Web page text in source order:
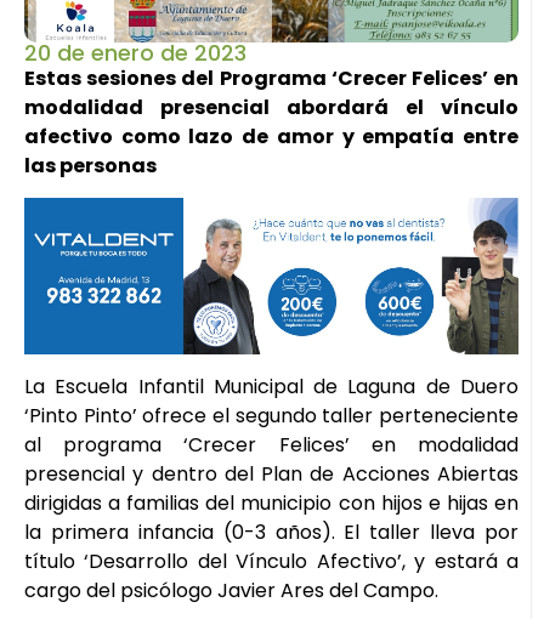
20 de enero de 2023
Estas sesiones del Programa ‘Crecer Felices’ en
modalidad presencial abordará el vínculo
afectivo como lazo de amor y empatía entre
las personas
La Escuela Infantil Municipal de Laguna de Duero
‘Pinto Pinto’ ofrece el segundo taller perteneciente
al programa ‘Crecer Felices’ en modalidad
presencial y dentro del Plan de Acciones Abiertas
dirigidas a familias del municipio con hijos e hijas en
la primera infancia (0-3 años). El taller lleva por
título ‘Desarrollo del Vínculo Afectivo’, y estará a
cargo del psicólogo Javier Ares del Campo.